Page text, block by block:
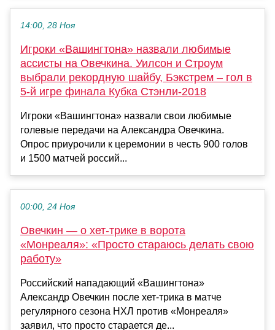
14:00, 28 Ноя
Игроки «Вашингтона» назвали любимые
ассисты на Овечкина. Уилсон и Строум
выбрали рекордную шайбу, Бэкстрем – гол в
5-й игре финала Кубка Стэнли-2018
Игроки «Вашингтона» назвали свои любимые
голевые передачи на Александра Овечкина.
Опрос приурочили к церемонии в честь 900 голов
и 1500 матчей россий...
00:00, 24 Ноя
Овечкин — о хет‑трике в ворота
«Монреаля»: «Просто стараюсь делать свою
работу»
Российский нападающий «Вашингтона»
Александр Овечкин после хет‑трика в матче
регулярного сезона НХЛ против «Монреаля»
заявил, что просто старается де...